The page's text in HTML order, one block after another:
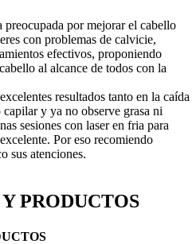
preocupada por mejorar el cabello
con problemas de calvicie,
efectivos, proponiendo
al alcance de todos con la
resultados tanto en la caída
y ya no observe grasa ni
sesiones con laser en fria para
Por eso recomiendo
sus atenciones.
PRODUCTOS